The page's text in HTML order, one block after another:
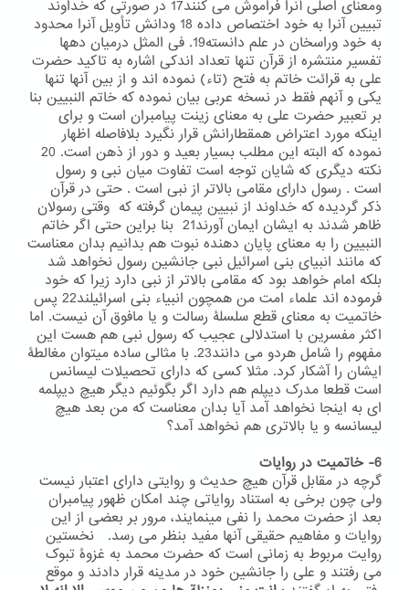
ومعنای اصلی آنرا فراموش می کنند17 در صورتی که خداوند
تبیین آنرا به خود اختصاص داده 18 ودانش تأویل آنرا محدود
به خود وراسخان در علم دانسته19. فی المثل درمیان دهها
تفسیر منتشره از قرآن تنها تعداد اندکی اشاره به تاکید حضرت
علی به قرائت خاتم به فتح (تاء) نموده اند و از بین آنها تنها
یکی و آنهم فقط در نسخه عربی بیان نموده که خاتم النبیین بنا
بر تعبیر حضرت علی به معنای زینت پیامبران است و برای
اینکه مورد اعتراض همقطارانش قرار نگیرد بلافاصله اظهار
نموده که البته این مطلب بسیار بعید و دور از ذهن است. 20
نکته دیگری که شایان توجه است تفاوت میان نبی و رسول
است . رسول دارای مقامی بالاتر از نبی است . حتی در قرآن
ذکر گردیده که خداوند از نبیین پیمان گرفته که وقتی رسولان
ظاهر شدند به ایشان ایمان آورند21 بنا براین حتی اگر خاتم
النبیین را به معنای پایان دهنده نبوت هم بدانیم بدان معناست
که مانند انبیای بنی اسرائیل نبی جانشین رسول نخواهد شد
بلکه امام خواهد بود که مقامی بالاتر از نبی دارد زیرا که خود
فرموده اند علماء امت من همچون انبیاء بنی اسرائیلند22 پس
خاتمیت به معنای قطع سلسلۀ رسالت و یا مافوق آن نیست. اما
اکثر مفسرین با استدلالی عجیب که رسول نبی هم هست این
مفهوم را شامل هردو می دانند23. با مثالی ساده میتوان مغالطۀ
ایشان را آشکار کرد. مثلا کسی که دارای تحصیلات لیسانس
است قطعا مدرک دیپلم هم دارد اگر بگوئیم دیگر هیچ دیپلمه
ای به اینجا نخواهد آمد آیا بدان معناست که من بعد هیچ
لیسانسه و یا بالاتری هم نخواهد آمد؟
6- خاتمیت در روایات
گرچه در مقابل قرآن هیچ حدیث و روایتی دارای اعتبار نیست
ولی چون برخی به استناد روایاتی چند امکان ظهور پیامبران
بعد از حضرت محمد را نفی مینمایند، مرور بر بعضی از این
روایات و مفاهیم حقیقی آنها مفید بنظر می رسد. نخستین
روایت مربوط به زمانی است که حضرت محمد به غزوۀ تبوک
می رفتند و علی را جانشین خود در مدینه قرار دادند و موقع